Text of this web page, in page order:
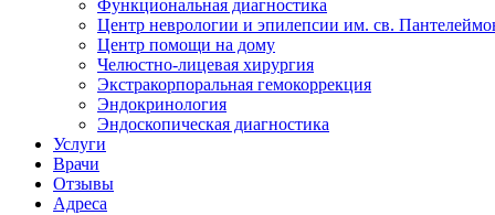
Функциональная диагностика
Центр неврологии и эпилепсии им. св.
Центр помощи на дому
Челюстно-лицевая хирургия
Экстракорпоральная гемокоррекция
Эндокринология
Эндоскопическая диагностика
Услуги
Врачи
Отзывы
Адреса